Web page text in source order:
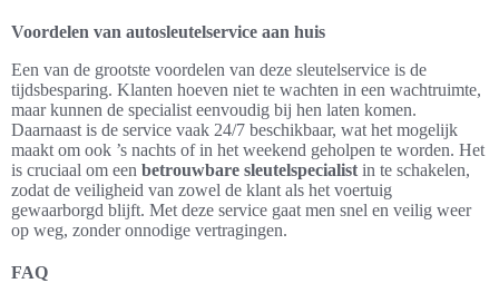
Voordelen van autosleutelservice aan huis
Een van de grootste voordelen van deze sleutelservice is de
tijdsbesparing. Klanten hoeven niet te wachten in een wachtruimte,
maar kunnen de specialist eenvoudig bij hen laten komen.
Daarnaast is de service vaak 24/7 beschikbaar, wat het mogelijk
maakt om ook ’s nachts of in het weekend geholpen te worden. Het
is cruciaal om een betrouwbare sleutelspecialist in te schakelen,
zodat de veiligheid van zowel de klant als het voertuig
gewaarborgd blijft. Met deze service gaat men snel en veilig weer
op weg, zonder onnodige vertragingen.
FAQ